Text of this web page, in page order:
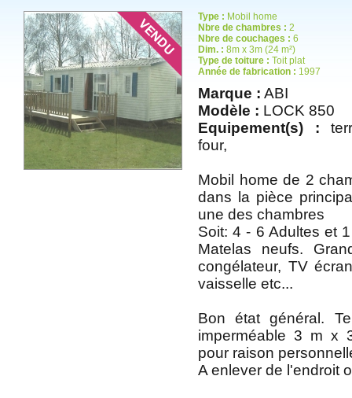
Type : Mobil home
Nbre de chambres : 2
Nbre de couchages : 6
Dim. : 8m x 3m (24 m²)
Type de toiture : Toit plat
Année de fabrication : 1997
Marque : ABI
Modèle : LOCK 850
Equipement(s) :
four,
Mobil home de 2
dans la pièce
une des chambres
Soit: 4 - 6 Adultes et
Matelas neufs.
congélateur, TV
vaisselle etc...
Bon état général.
imperméable 3 m x
pour raison
A enlever de l'endroit